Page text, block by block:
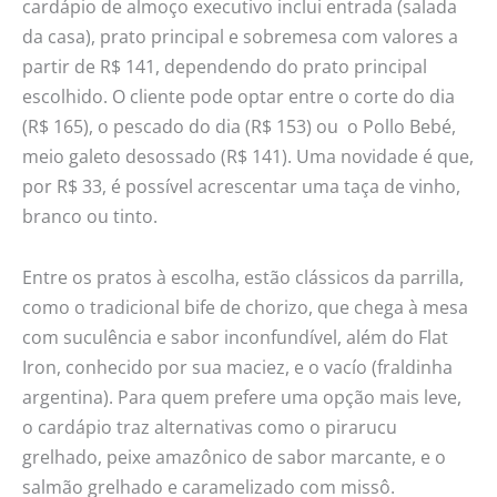
cardápio de almoço executivo inclui entrada (salada
da casa), prato principal e sobremesa com valores a
partir de R$ 141, dependendo do prato principal
escolhido. O cliente pode optar entre o corte do dia
(R$ 165), o pescado do dia (R$ 153) ou o Pollo Bebé,
meio galeto desossado (R$ 141). Uma novidade é que,
por R$ 33, é possível acrescentar uma taça de vinho,
branco ou tinto.
Entre os pratos à escolha, estão clássicos da parrilla,
como o tradicional bife de chorizo, que chega à mesa
com suculência e sabor inconfundível, além do Flat
Iron, conhecido por sua maciez, e o vacío (fraldinha
argentina). Para quem prefere uma opção mais leve,
o cardápio traz alternativas como o pirarucu
grelhado, peixe amazônico de sabor marcante, e o
salmão grelhado e caramelizado com missô.